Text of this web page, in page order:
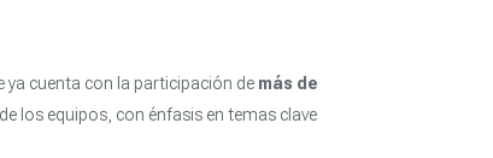
cuenta con la participación de más de
los equipos, con énfasis en temas clave